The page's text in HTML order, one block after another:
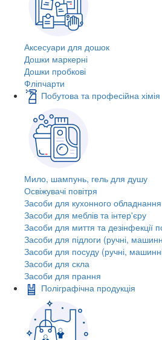
Аксесуари для дошок
Дошки маркерні
Дошки пробкові
Фліпчарти
Побутова та професійна хімія
Мило, шампунь, гель для душу
Освіжувачі повітря
Засоби для кухонного обладнання
Засоби для меблів та інтер'єру
Засоби для миття та дезінфекції
Засоби для підлоги (ручні,
Засоби для посуду (ручні,
Засоби для скла
Засоби для прання
Поліграфічна продукція